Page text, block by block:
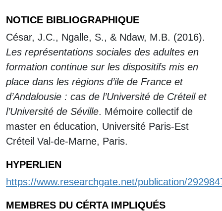
NOTICE BIBLIOGRAPHIQUE
César, J.C., Ngalle, S., & Ndaw, M.B. (2016).
Les représentations sociales des adultes en
formation continue sur les dispositifs mis en
place dans les régions d’ile de France et
d’Andalousie : cas de l’Université de Créteil et
l’Université de Séville. Mémoire collectif de
master en éducation, Université Paris-Est
Créteil Val-de-Marne, Paris.
HYPERLIEN
https://www.researchgate.net/publication/
MEMBRES DU CÉRTA IMPLIQUÉS